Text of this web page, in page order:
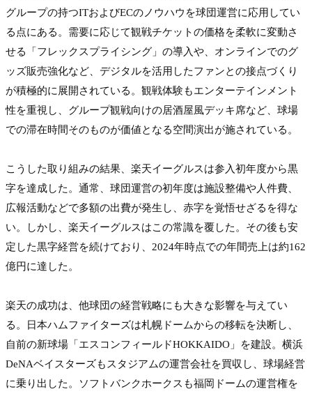
グループの持つITおよびECのノウハウを球団運営に応用してい
る点にある。需要に応じて観戦チケットの価格を柔軟に変動さ
せる「フレックスプライシング」の導入や、オンラインでのグ
ッズ販売強化など、デジタルを活用したファンとの接点づくり
が積極的に展開されている。観戦体験もエンターテインメント
性を重視し、グループ観戦向けの居酒屋風デッキ席など、球場
での滞在時間そのものが価値となる空間演出が施されている。
こうした取り組みの結果、楽天イーグルスは参入初年度から黒
字を達成した。通常、球団運営の初年度は施設整備や人件費、
広報活動などで多額の出費が発生し、赤字を覚悟せざるを得な
い。しかし、楽天イーグルスはこの常識を覆した。その後も安
定した黒字経営を続けており、2024年時点での年間売上は約162
億円に達した。
楽天の成功は、他球団の経営戦略にも大きな影響を与えてい
る。日本ハムファイターズは札幌ドームからの移転を決断し、
自前の新球場「エスコンフィールドHOKKAIDO」を建設。横浜
DeNAベイスターズもスタジアムの運営会社を買収し、球場経営
に乗り出した。ソフトバンクホークスも福岡ドームの運営権を